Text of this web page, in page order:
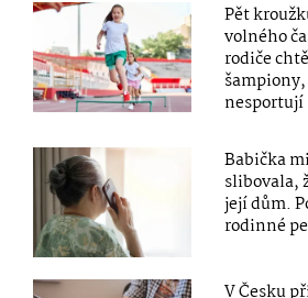
Pět
volného
rodiče
nesportují
Babička
slibovala,
její dům.
rodinné
V Česku